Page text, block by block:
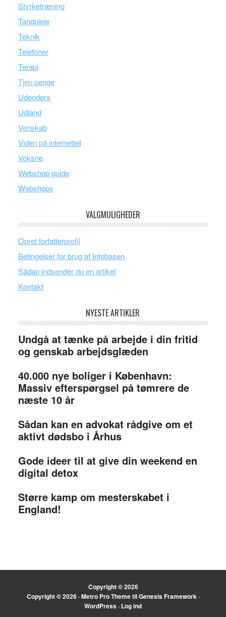
Styrketræning
Tandpleje
Teknik
Telefoner
Terapi
Tjen penge
Udendørs
Udland
Venskab
Viden på internettet
Voksne
Webshop guide
Webshops
VALGMULIGHEDER
Opret forfatterprofil
Betingelser for brug af Infobasen
Sådan indsender du en artikel
Kontakt
NYESTE ARTIKLER
Undgå at tænke på arbejde i din fritid
og genskab arbejdsglæden
40.000 nye boliger i København:
Massiv efterspørgsel på tømrere de
næste 10 år
Sådan kan en advokat rådgive om et
aktivt dødsbo i Århus
Gode ideer til at give din weekend en
digital detox
Større kamp om mesterskabet i
England!
Copyright © 2026
Copyright © 2026 ·Metro Pro ThemetilGenesis Framework·
WordPress · Log ind